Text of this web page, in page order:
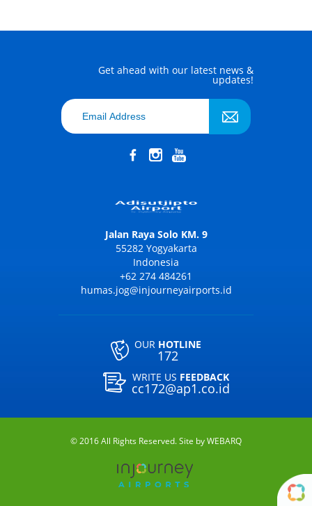
Get ahead with our latest news &
updates!
Jalan Raya Solo KM. 9
55282 Yogyakarta
Indonesia
+62 274 484261
humas.jog@injourneyairports.id
OUR HOTLINE
172
WRITE US FEEDBACK
cc172@ap1.co.id
© 2016 All Rights Reserved. Site byWEBARQ